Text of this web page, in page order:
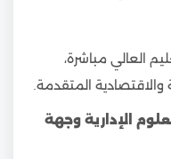
العالي مباشرة،
والاقتصادية المتقدمة.
الإدارية وجهة